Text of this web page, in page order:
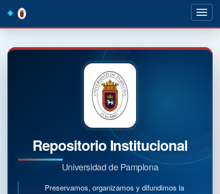
navigation
Repositorio Institucional
Universidad de Pamplona
Preservamos, organizamos y difundimos la